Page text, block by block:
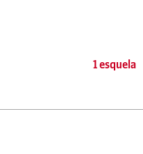
1 esquela